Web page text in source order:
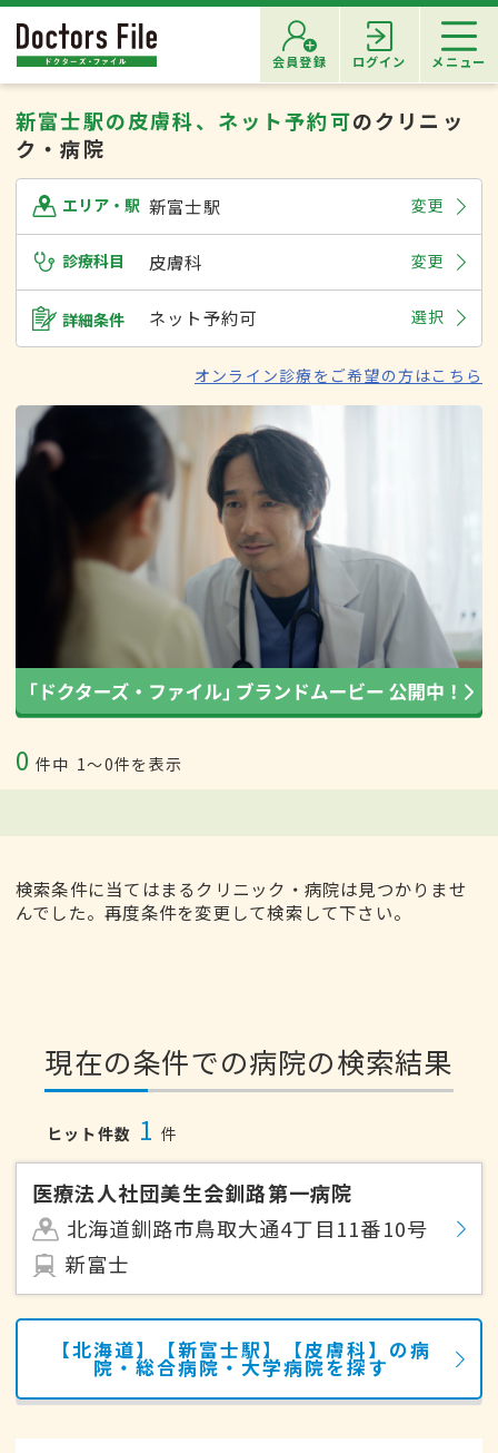
会員登録 ログイン メニュー
新富士駅の皮膚科、ネット予約可のクリニッ
ク・病院
エリア・駅 新富士駅 変更
診療科目 皮膚科 変更
詳細条件 ネット予約可 選択
オンライン診療をご希望の方はこちら
0 件中 1〜0件を表示
検索条件に当てはまるクリニック・病院は見つかりませ
んでした。再度条件を変更して検索して下さい。
現在の条件での病院の検索結果
ヒット件数 1 件
医療法人社団美生会釧路第一病院
北海道釧路市鳥取大通4丁目11番10号
新富士
【北海道】【新富士駅】【皮膚科】の病
院・総合病院・大学病院を探す